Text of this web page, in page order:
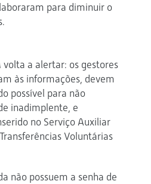
para diminuir o
volta a alertar: os gestores
às informações, devem
possível para não
inadimplente, e
no Serviço Auxiliar
Voluntárias
não possuem a senha de